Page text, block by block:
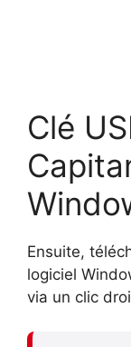
Clé
Ensuite,
logiciel
via un clic